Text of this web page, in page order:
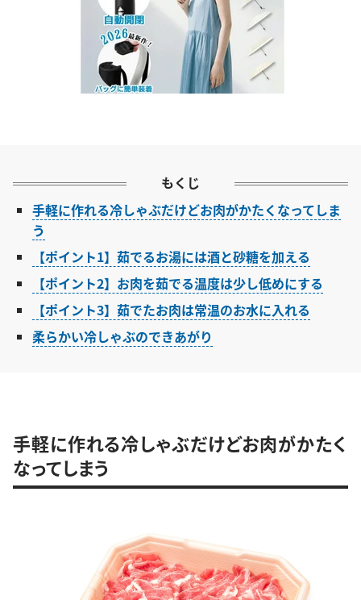
もくじ
手軽に作れる冷しゃぶだけどお肉がかたくなってしま
う
【ポイント1】茹でるお湯には酒と砂糖を加える
【ポイント2】お肉を茹でる温度は少し低めにする
【ポイント3】茹でたお肉は常温のお水に入れる
柔らかい冷しゃぶのできあがり
手軽に作れる冷しゃぶだけどお肉がかたく
なってしまう